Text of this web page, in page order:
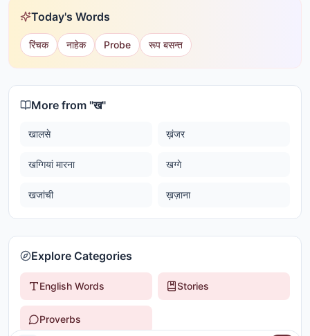
Today's Words
रिंचक नाहेक Probe रूप बसन्त
More from "ख"
खालसे ख़ंजर
खग्गियां मारना खग्गे
खजांची ख़ज़ाना
Explore Categories
English Words Stories
Proverbs